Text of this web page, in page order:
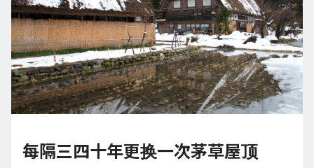
每隔三四十年更换一次茅草屋顶